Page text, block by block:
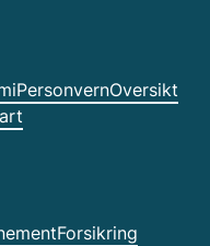
PersonvernOversikt
Forsikring